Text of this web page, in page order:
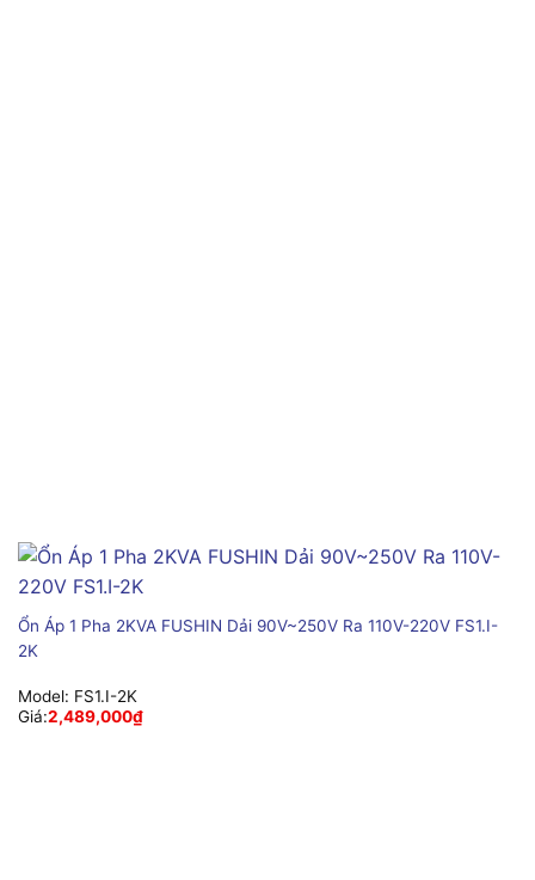
Ổn Áp 1 Pha 2KVA FUSHIN Dải 90V~250V Ra 110V-220V FS1.I-
2K
Model: FS1.I-2K
Giá:2,489,000₫